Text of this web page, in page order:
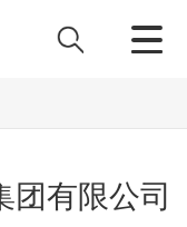
有限公司